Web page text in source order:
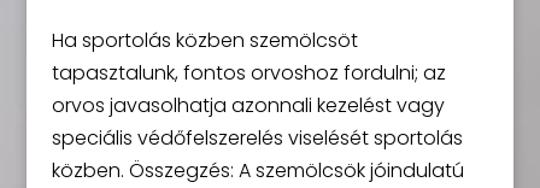
Ha sportolás közben szemölcsöt
tapasztalunk, fontos orvoshoz fordulni; az
orvos javasolhatja azonnali kezelést vagy
speciális védőfelszerelés viselését sportolás
közben. Összegzés: A szemölcsök jóindulatú